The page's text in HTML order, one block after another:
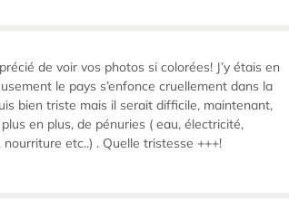
de voir vos photos si colorées! J’y étais en
le pays s’enfonce cruellement dans la
bien triste mais il serait difficile, maintenant,
en plus, de pénuries ( eau, électricité,
etc..) . Quelle tristesse +++!